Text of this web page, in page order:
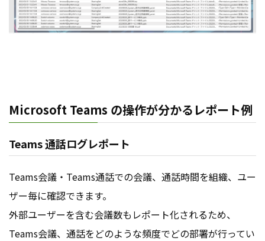
Microsoft Teams の操作が分かるレポート例
Teams 通話ログレポート
Teams会議・Teams通話での会議、通話時間を組織、ユー
ザー毎に確認できます。
外部ユーザーを含む会議数もレポート化されるため、
Teams会議、通話をどのような頻度でどの部署が行ってい